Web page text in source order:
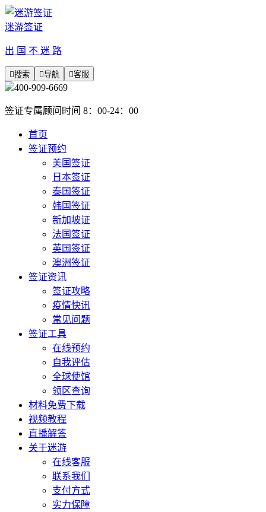
迷游签证
出 国 不 迷 路
搜索 导航 客服
400-909-6669
签证专属顾问时间 8：00-24：00
首页
签证预约
美国签证
日本签证
泰国签证
韩国签证
新加坡证
法国签证
英国签证
澳洲签证
签证资讯
签证攻略
疫情快讯
常见问题
签证工具
在线预约
自我评估
全球使馆
领区查询
材料免费下载
视频教程
直播解答
关于迷游
在线客服
联系我们
支付方式
实力保障